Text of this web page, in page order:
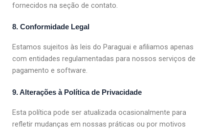
fornecidos na seção de contato.
8. Conformidade Legal
Estamos sujeitos às leis do Paraguai e afiliamos apenas
com entidades regulamentadas para nossos serviços de
pagamento e software.
9. Alterações à Política de Privacidade
Esta política pode ser atualizada ocasionalmente para
refletir mudanças em nossas práticas ou por motivos